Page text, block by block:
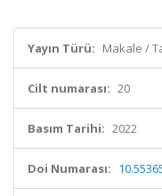
Yayın Türü: Makale /
Cilt numarası: 20
Basım Tarihi: 2022
Doi Numarası: